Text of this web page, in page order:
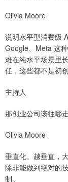
Olivia Moore
说明水平型消费级
Google、Meta 这
难在纯水平场景里
任，这些都不是初
主持人
那创业公司该往哪
Olivia Moore
垂直化。越垂直，
除非能做到绝对的
制。